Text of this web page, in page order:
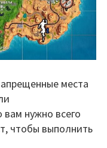
места
нужно всего
чтобы выполнить